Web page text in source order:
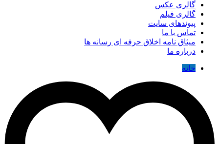
گالری عکس
گالری فیلم
پیوندهای سایت
تماس با ما
میثاق نامه اخلاق حرفه ای رسانه ها
درباره ما
خانه